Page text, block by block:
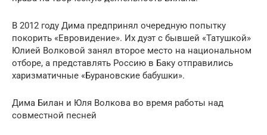
В 2012 году Дима предпринял очередную попытку
покорить «Евровидение». Их дуэт с бывшей «Татушкой»
Юлией Волковой занял второе место на национальном
отборе, а представлять Россию в Баку отправились
харизматичные «Бурановские бабушки».
Дима Билан и Юля Волкова во время работы над
совместной песней